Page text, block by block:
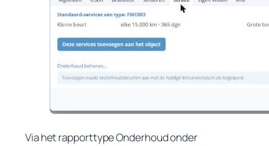
Via het rapporttypeOnderhoudonder